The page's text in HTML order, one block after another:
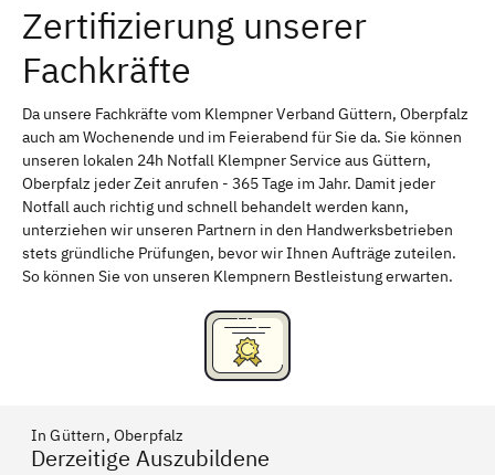
Erlangen Bamberg
Bayreuth
Schweinfurt Passau
Freising Rudelsdorf, Mittelfranken
Zertifizierung unserer
Fachkräfte
Da unsere Fachkräfte vom Klempner Verband Güttern, Oberpfalz
auch am Wochenende und im Feierabend für Sie da. Sie können
unseren lokalen 24h Notfall Klempner Service aus Güttern,
Oberpfalz jeder Zeit anrufen - 365 Tage im Jahr. Damit jeder
Notfall auch richtig und schnell behandelt werden kann,
unterziehen wir unseren Partnern in den Handwerksbetrieben
stets gründliche Prüfungen, bevor wir Ihnen Aufträge zuteilen.
So können Sie von unseren Klempnern Bestleistung erwarten.
In Güttern, Oberpfalz
Derzeitige Auszubildene